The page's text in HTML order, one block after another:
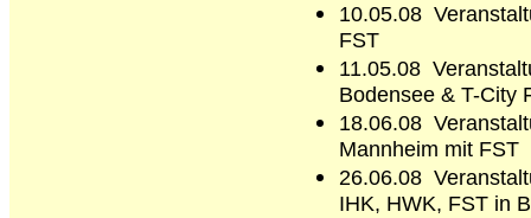
10.05.08
FST
11.05.08
Bodensee & T-City
18.06.08
Mannheim mit FST
26.06.08
IHK, HWK, FST in